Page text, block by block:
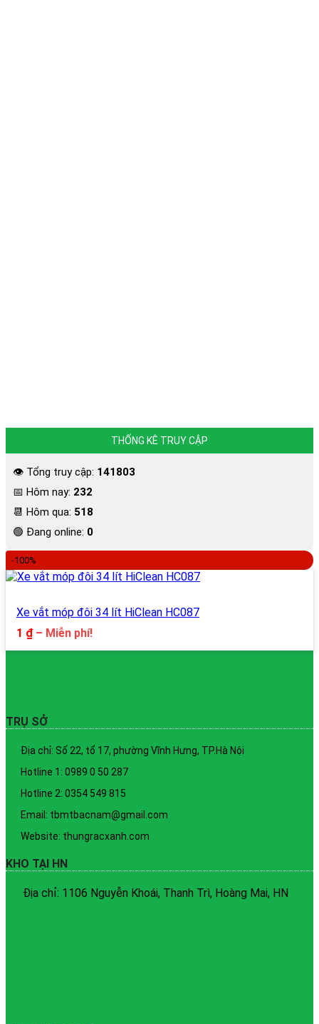
THỐNG KÊ TRUY CẬP
👁 Tổng truy cập: 141803
📅 Hôm nay: 232
📆 Hôm qua: 518
🟢 Đang online: 0
-100%
Xe vắt móp đôi 34 lít HiClean HC087
1 ₫ – Miễn phí!Khoảng
TRỤ SỞ
Địa chỉ: Số 22, tổ 17, phường Vĩnh Hưng, TP.Hà Nội
Hotline 1: 0989 0 50 287
Hotline 2: 0354 549 815
Email: tbmtbacnam@gmail.com
Website: thungracxanh.com
KHO TẠI HN
Địa chỉ: 1106 Nguyễn Khoái, Thanh Trì, Hoàng Mai, HN